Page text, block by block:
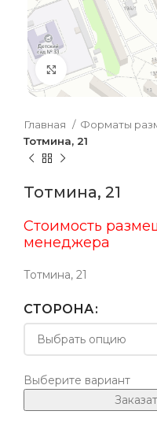
Увеличить
Главная Форматы
Тотмина, 21
Тотмина, 21
Стоимость
менеджера
Тотмина, 21
СТОРОНА
Выберите вариант